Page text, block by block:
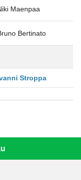
Maenpaa
Bertinato
Stroppa